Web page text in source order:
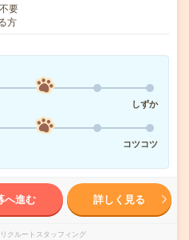
要
方
しずか
コツコツ
へ進む 詳しく見る
クルートスタッフィング